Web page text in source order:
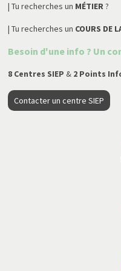
| Tu recherches un MÉTIER?
| Tu recherches un COURS DE
Besoin d'une info ? Un
8 Centres SIEP & 2 Points
Contacter un centre SIEP